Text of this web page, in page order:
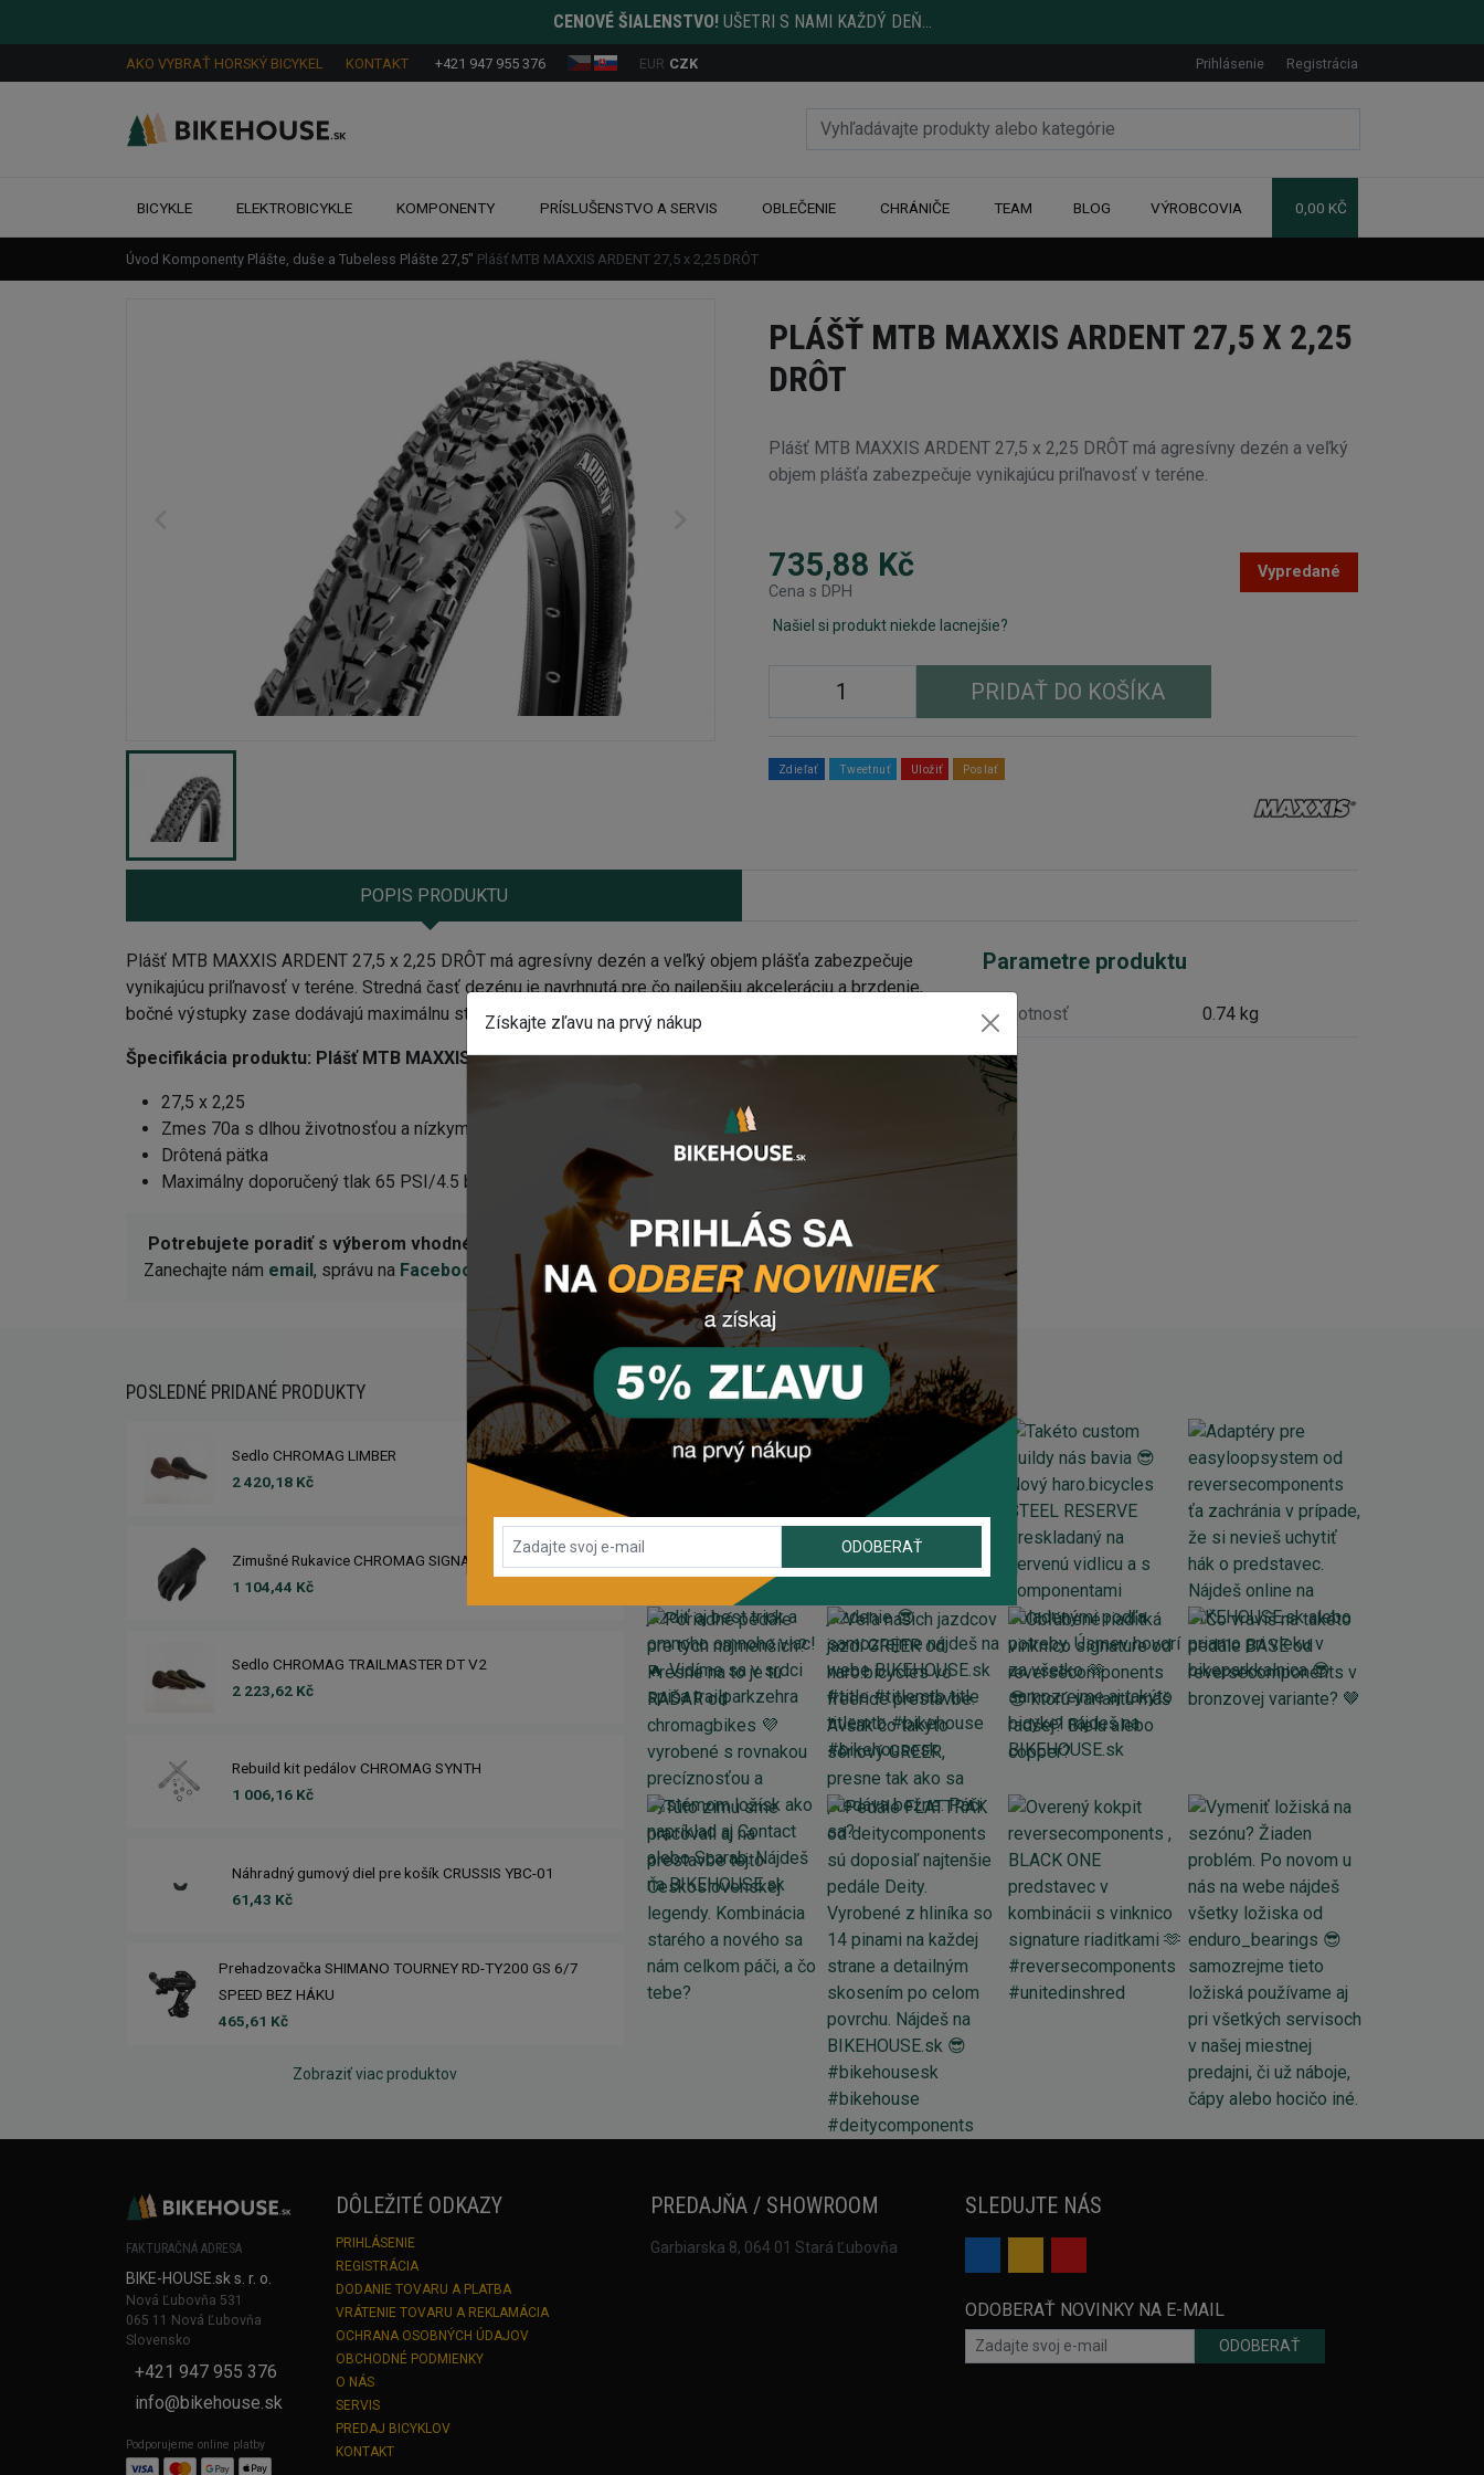
CENOVÉ ŠIALENSTVO! UŠETRI S NAMI KAŽDÝ DEŇ...
AKO VYBRAŤ HORSKÝ BICYKEL KONTAKT +421 947 955 376 EUR CZK Prihlásenie Registrácia
BICYKLE ELEKTROBICYKLE KOMPONENTY PRÍSLUŠENSTVO A SERVIS OBLEČENIE CHRÁNIČE TEAM BLOG VÝROBCOVIA 0,00 KČ
Úvod Komponenty Plášte, duše a Tubeless Plášte 27,5" Plášť MTB MAXXIS ARDENT 27,5 x 2,25 DRÔT
PLÁŠŤ MTB MAXXIS ARDENT 27,5 X 2,25
DRÔT
Plášť MTB MAXXIS ARDENT 27,5 x 2,25 DRÔT má agresívny dezén a veľký
objem plášťa zabezpečuje vynikajúcu priľnavosť v teréne.
735,88 Kč
Cena s DPH
Vypredané
Našiel si produkt niekde lacnejšie?
PRIDAŤ DO KOŠÍKA
Zdieľať Tweetnuť Uložiť Poslať
POPIS PRODUKTU
Plášť MTB MAXXIS ARDENT 27,5 x 2,25 DRÔT má agresívny dezén a veľký objem plášťa zabezpečuje
vynikajúcu priľnavosť v teréne. Stredná časť dezénu je navrhnutá pre čo najlepšiu akceleráciu a brzdenie,
bočné výstupky zase dodávajú maximálnu stabilitu pri rýchlych prejazdoch zákrutami.
Špecifikácia produktu: Plášť MTB MAXXIS ARDENT 27,5 x 2,25 DRÔT
27,5 x 2,25
Zmes 70a s dlhou životnosťou a nízkym valivým odporom
Drôtená pätka
Maximálny doporučený tlak 65 PSI/4.5 baru
Potrebujete poradiť s výberom vhodného komponentu?
Zanechajte nám email, správu na Facebooku alebo využite nášchat(zelené tlačidlo vpravo dole).
Parametre produktu
Hmotnosť 0.74 kg
POSLEDNÉ PRIDANÉ PRODUKTY
Sedlo CHROMAG LIMBER
2 420,18 Kč
Zimušné Rukavice CHROMAG SIGNAL
1 104,44 Kč
Sedlo CHROMAG TRAILMASTER DT V2
2 223,62 Kč
Rebuild kit pedálov CHROMAG SYNTH
1 006,16 Kč
Náhradný gumový diel pre košík CRUSSIS YBC-01
61,43 Kč
Prehadzovačka SHIMANO TOURNEY RD-TY200 GS 6/7
SPEED BEZ HÁKU
465,61 Kč
Zobraziť viac produktov
INSTAGRAM #BIKEHOUSESK
FAKTURAČNÁ ADRESA
BIKE-HOUSE.sk s. r. o.
Nová Ľubovňa 531
065 11 Nová Ľubovňa
Slovensko
+421 947 955 376
info@bikehouse.sk
Podporujeme online platby
DÔLEŽITÉ ODKAZY
PRIHLÁSENIE
REGISTRÁCIA
DODANIE TOVARU A PLATBA
VRÁTENIE TOVARU A REKLAMÁCIA
OCHRANA OSOBNÝCH ÚDAJOV
OBCHODNÉ PODMIENKY
O NÁS
SERVIS
PREDAJ BICYKLOV
KONTAKT
PREDAJŇA / SHOWROOM
Garbiarska 8, 064 01 Stará Ľubovňa
SLEDUJTE NÁS
ODOBERAŤ NOVINKY NA E-MAIL
ODOBERAŤ
Získajte zľavu na prvý nákup
ODOBERAŤ